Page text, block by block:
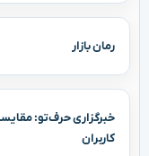
رمان بازار
خبرگزاری حرف‌تو:
کاربران